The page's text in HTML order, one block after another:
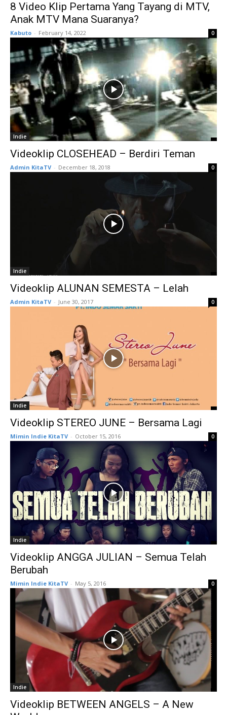
8 Video Klip Pertama Yang Tayang di MTV,
Anak MTV Mana Suaranya?
Kabuto - February 14, 2022 0
Indie
Videoklip CLOSEHEAD – Berdiri Teman
Admin KitaTV - December 18, 2018 0
Indie
Videoklip ALUNAN SEMESTA – Lelah
Admin KitaTV - June 30, 2017 0
Indie
Videoklip STEREO JUNE – Bersama Lagi
Mimin Indie KitaTV - October 15, 2016 0
Indie
Videoklip ANGGA JULIAN – Semua Telah
Berubah
Mimin Indie KitaTV - May 5, 2016 0
Indie
Videoklip BETWEEN ANGELS – A New